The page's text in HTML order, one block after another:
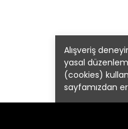
Alışveriş
yasal
(cookies)
sayfamızdan